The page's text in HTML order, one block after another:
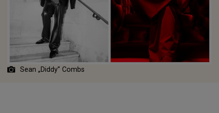
Sean „Diddy” Combs